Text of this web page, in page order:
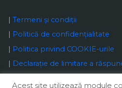
| Termeni și condiții
| Politică de confidențialitate
| Politica privind COOKIE-urile
| Declaraţie de limitare a
Acest site utilizează module